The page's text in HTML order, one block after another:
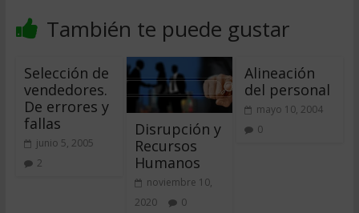
También te puede gustar
Selección de
vendedores.
De errores y
fallas
junio 5, 2005
2
Disrupción y
Recursos
Humanos
noviembre 10,
2020
0
Alineación
del personal
mayo 10, 2004
0